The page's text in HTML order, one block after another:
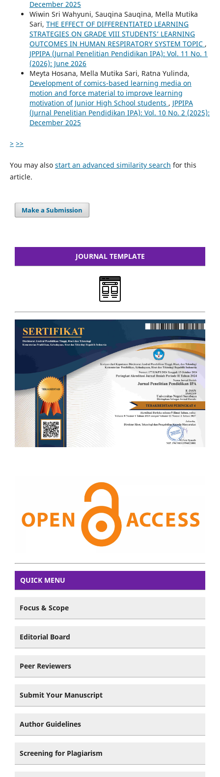
December 2025
Wiwin Sri Wahyuni, Sauqina Sauqina, Mella Mutika
Sari, THE EFFECT OF DIFFERENTIATED LEARNING
STRATEGIES ON GRADE VIII STUDENTS’ LEARNING
OUTCOMES IN HUMAN RESPIRATORY SYSTEM TOPIC ,
JPPIPA (Jurnal Penelitian Pendidikan IPA): Vol. 11 No. 1
(2026): June 2026
Meyta Hosana, Mella Mutika Sari, Ratna Yulinda,
Development of comics-based learning media on
motion and force material to improve learning
motivation of Junior High School students , JPPIPA
(Jurnal Penelitian Pendidikan IPA): Vol. 10 No. 2 (2025):
December 2025
> >>
You may also start an advanced similarity search for this
article.
Make a Submission
JOURNAL TEMPLATE
QUICK MENU
Focus & Scope
Editorial Board
Peer Reviewers
Submit Your Manuscript
Author Guidelines
Screening for Plagiarism